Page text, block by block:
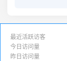
最近活跃访客
今日访问量
昨日访问量